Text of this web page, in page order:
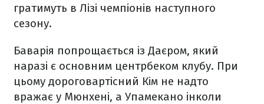
гратимуть в Лізі чемпіонів наступного
сезону.
Баварія попрощається із Даєром, який
наразі є основним центрбеком клубу. При
цьому дороговартісний Кім не надто
вражає у Мюнхені, а Упамекано інколи